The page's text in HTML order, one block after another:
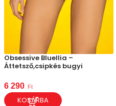
Obsessive Bluellia –
Áttetsző,csipkés bugyi
6 290 Ft
KOSÁRBA